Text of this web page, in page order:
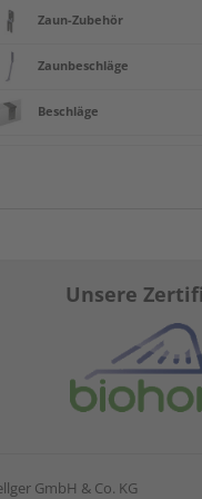
Zaun-Zubehör
Zaunbeschläge
Beschläge
Unsere
GmbH & Co. KG